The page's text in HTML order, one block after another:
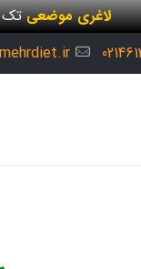
لاغری موضعیتک